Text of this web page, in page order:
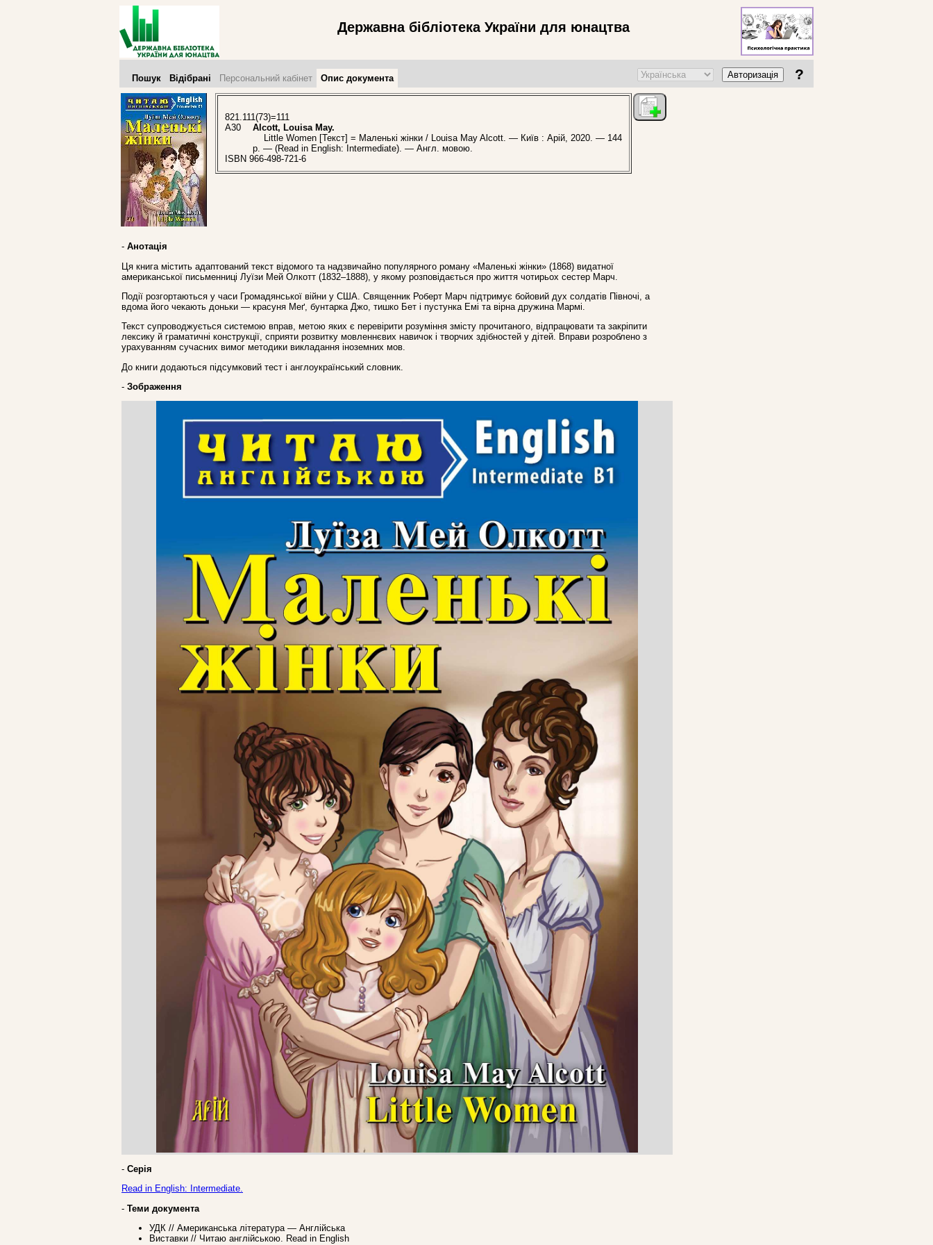
Державна бібліотека України для юнацтва
Пошук Відібрані Персональний кабінет Опис документа Авторизація ?
821.111(73)=111
A30
Alcott, Louisa May.
Little Women [Текст] = Маленькі жінки / Louisa May Alcott. — Київ : Арій, 2020. — 144
p. — (Read in English: Intermediate). — Англ. мовою.
ISBN 966-498-721-6
- Анотація
Ця книга містить адаптований текст відомого та надзвичайно популярного роману «Маленькі жінки» (1868) видатної
американської письменниці Луїзи Мей Олкотт (1832–1888), у якому розповідається про життя чотирьох сестер Марч.
Події розгортаються у часи Громадянської війни у США. Священник Роберт Марч підтримує бойовий дух солдатів Півночі, а
вдома його чекають доньки — красуня Меґ, бунтарка Джо, тишко Бет і пустунка Емі та вірна дружина Мармі.
Текст супроводжується системою вправ, метою яких є перевірити розуміння змісту прочитаного, відпрацювати та закріпити
лексику й граматичні конструкції, сприяти розвитку мовленнєвих навичок і творчих здібностей у дітей. Вправи розроблено з
урахуванням сучасних вимог методики викладання іноземних мов.
До книги додаються підсумковий тест і англо­український словник.
- Зображення
- Серія
Read in English: Intermediate.
- Теми документа
УДК // Американська література — Англійська
Виставки // Читаю англійською. Read in English